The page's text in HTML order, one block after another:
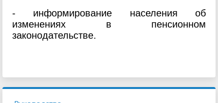
- информирование населения об
изменениях в пенсионном
законодательстве.